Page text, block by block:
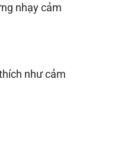
nhạy cảm
như cảm